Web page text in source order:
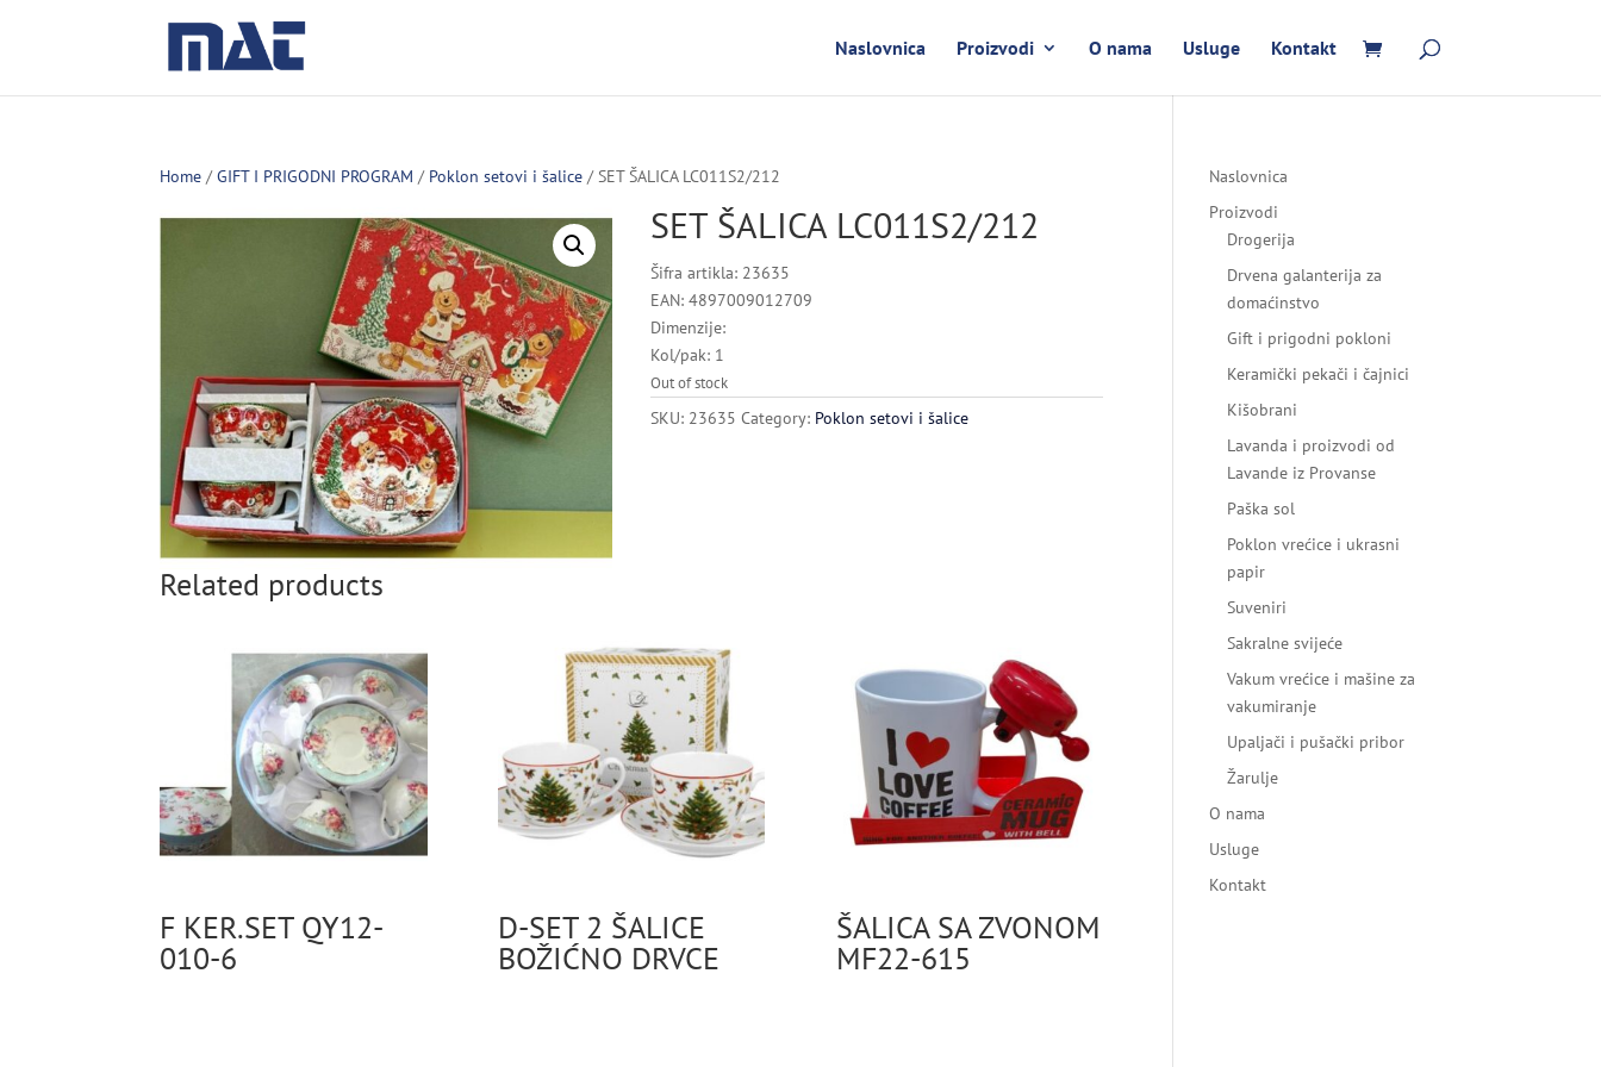
Naslovnica Proizvodi O nama Usluge Kontakt
Home /GIFT I PRIGODNI PROGRAM / Poklon setovi i šalice / SET ŠALICA LC011S2/212
SET ŠALICA LC011S2/212
Šifra artikla: 23635
EAN: 4897009012709
Dimenzije:
Kol/pak: 1
Out of stock
SKU: 23635 Category: Poklon setovi i šalice
Related products
F KER.SET QY12-
010-6
D-SET 2 ŠALICE
BOŽIĆNO DRVCE
ŠALICA SA ZVONOM
MF22-615
Naslovnica
Proizvodi
Drogerija
Drvena galanterija za
domaćinstvo
Gift i prigodni pokloni
Keramički pekači i čajnici
Kišobrani
Lavanda i proizvodi od
Lavande iz Provanse
Paška sol
Poklon vrećice i ukrasni
papir
Suveniri
Sakralne svijeće
Vakum vrećice i mašine za
vakumiranje
Upaljači i pušački pribor
Žarulje
O nama
Usluge
Kontakt